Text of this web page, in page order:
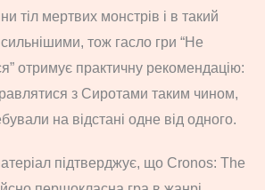
тіл мертвих монстрів і в такий
тож гасло гри “Не
отримує практичну рекомендацію:
з Сиротами таким чином,
на відстані одне від одного.
підтверджує, що Cronos: The